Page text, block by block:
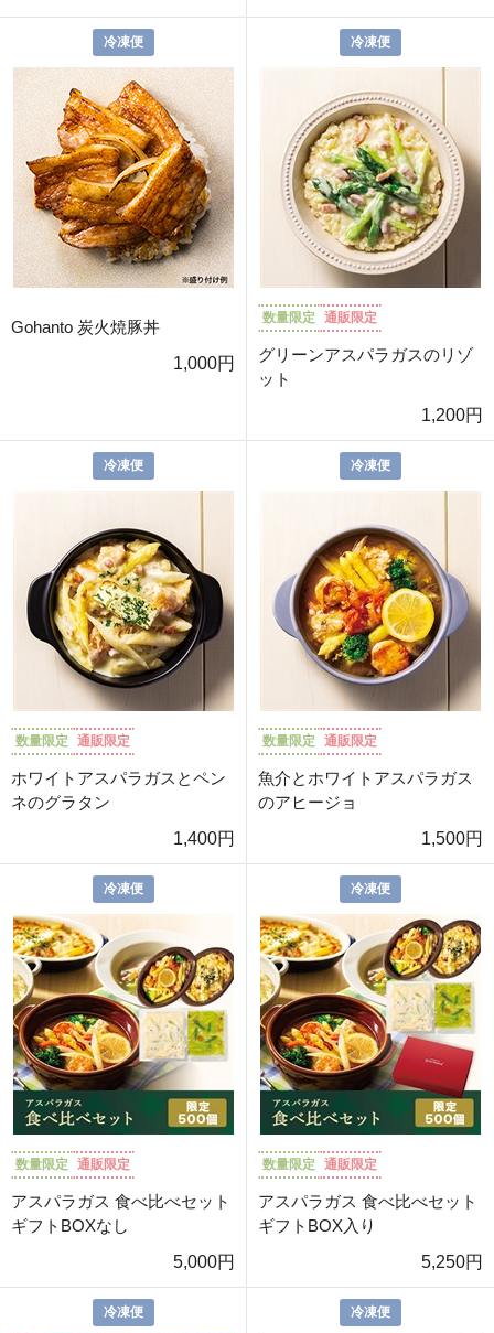
冷凍便
Gohanto 炭火焼豚丼
1,000円
冷凍便
数量限定 通販限定
グリーンアスパラガスのリゾ
ット
1,200円
冷凍便
数量限定 通販限定
ホワイトアスパラガスとペン
ネのグラタン
1,400円
冷凍便
数量限定 通販限定
魚介とホワイトアスパラガス
のアヒージョ
1,500円
冷凍便
数量限定 通販限定
アスパラガス 食べ比べセット
ギフトBOXなし
5,000円
冷凍便
数量限定 通販限定
アスパラガス 食べ比べセット
ギフトBOX入り
5,250円
冷凍便 冷凍便